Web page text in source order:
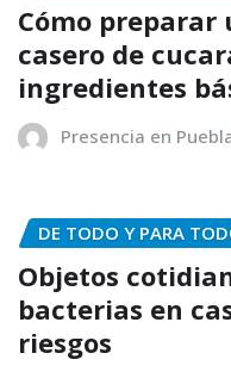
Cómo preparar
casero de
ingredientes
Presencia en
DE TODO Y PARA
Objetos
bacterias en
riesgos